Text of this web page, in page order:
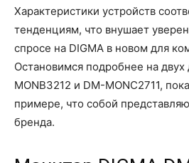
Характеристики устройств
тенденциям, что внушает
спросе на DIGMA в новом для
Остановимся подробнее на
MONB3212 и DM-MONC2711,
примере, что собой
бренда.